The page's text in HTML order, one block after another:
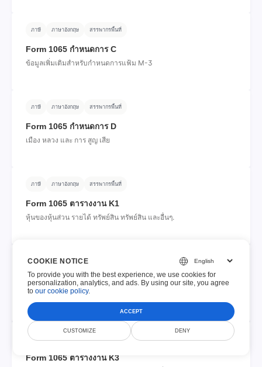
ภาษี ภาษาอังกฤษ สรรพากรพื้นที่
Form 1065 กําหนดการ C
ข้อมูลเพิ่มเติมสําหรับกําหนดการแฟ้ม M-3
ภาษี ภาษาอังกฤษ สรรพากรพื้นที่
Form 1065 กําหนดการ D
เมือง หลวง และ การ สูญ เสีย
ภาษี ภาษาอังกฤษ สรรพากรพื้นที่
Form 1065 ตารางงาน K1
หุ้นของหุ้นส่วน รายได้ ทรัพย์สิน ทรัพย์สิน และอื่นๆ.
ภาษี ภาษาอังกฤษ
Form 1065 ตั้งค่า K2
รายการแบ่งปันของหุ้นส่วนระหว่างประเทศ
ภาษี
Form 1065 ตารางงาน K3
COOKIE NOTICE
To provide you with the best experience, we use cookies for
personalization, analytics, and ads. By using our site, you agree
toour cookie policy.
ACCEPT
CUSTOMIZE DENY